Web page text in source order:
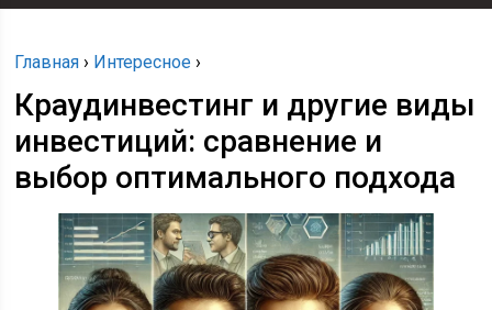
Главная › Интересное ›
Краудинвестинг и другие виды
инвестиций: сравнение и
выбор оптимального подхода